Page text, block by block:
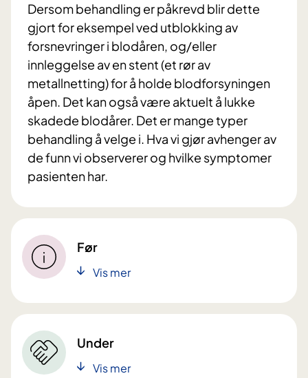
Dersom behandling er påkrevd blir dette
gjort for eksempel ved utblokking av
forsnevringer i blodåren, og/eller
innleggelse av en stent (et rør av
metallnetting) for å holde blodforsyningen
åpen. Det kan også være aktuelt å lukke
skadede blodårer. Det er mange typer
behandling å velge i. Hva vi gjør avhenger av
de funn vi observerer og hvilke symptomer
pasienten har.
Før
Vis mer
Under
Vis mer